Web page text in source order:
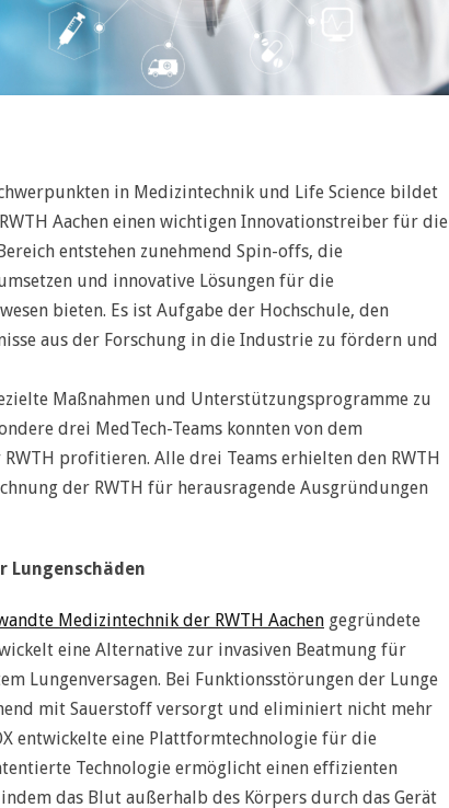
in Medizintechnik und Life Science bildet
Aachen einen wichtigen Innovationstreiber für die
entstehen zunehmend Spin-offs, die
und innovative Lösungen für die
bieten. Es ist Aufgabe der Hochschule, den
aus der Forschung in die Industrie zu fördern und
Maßnahmen und Unterstützungsprogramme zu
drei MedTech-Teams konnten von dem
profitieren. Alle drei Teams erhielten den RWTH
der RWTH für herausragende Ausgründungen
Lungenschäden
Medizintechnik der RWTH Aachen gegründete
eine Alternative zur invasiven Beatmung für
Lungenversagen. Bei Funktionsstörungen der Lunge
mit Sauerstoff versorgt und eliminiert nicht mehr
entwickelte eine Plattformtechnologie für die
Technologie ermöglicht einen effizienten
das Blut außerhalb des Körpers durch das Gerät